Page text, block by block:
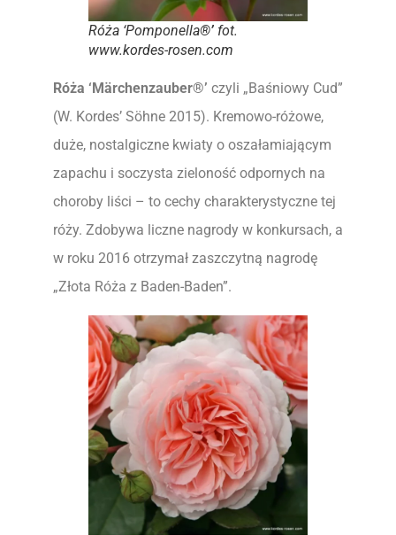
Róża ‘Pomponella®’ fot.
www.kordes-rosen.com
Róża ‘Märchenzauber®’ czyli „Baśniowy Cud”
(W. Kordes’ Söhne 2015). Kremowo-różowe,
duże, nostalgiczne kwiaty o oszałamiającym
zapachu i soczysta zieloność odpornych na
choroby liści – to cechy charakterystyczne tej
róży. Zdobywa liczne nagrody w konkursach, a
w roku 2016 otrzymał zaszczytną nagrodę
„Złota Róża z Baden-Baden”.